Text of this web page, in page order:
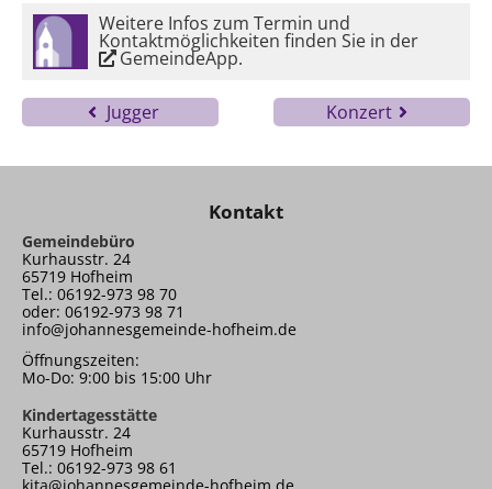
Weitere Infos zum Termin und
Kontaktmöglichkeiten finden Sie in der
GemeindeApp.
Jugger Konzert
Kontakt
Gemeindebüro
Kurhausstr. 24
65719 Hofheim
Tel.: 06192-973 98 70
oder: 06192-973 98 71
info@johannesgemeinde-hofheim.de
Öffnungszeiten:
Mo-Do: 9:00 bis 15:00 Uhr
Kindertagesstätte
Kurhausstr. 24
65719 Hofheim
Tel.: 06192-973 98 61